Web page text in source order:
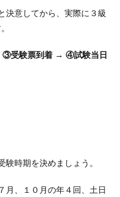
決意してから、実際に３級
受験票到着 → ④試験当日
時期を決めましょう。
月、１０月の年４回、土日